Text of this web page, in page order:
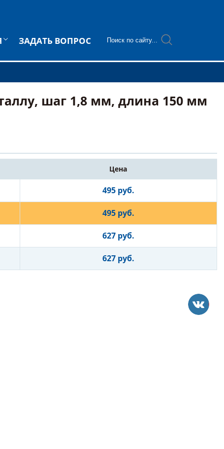
ЗАДАТЬ ВОПРОС
шаг 1,8 мм, длина 150 мм
Цена
495 руб.
495 руб.
627 руб.
627 руб.